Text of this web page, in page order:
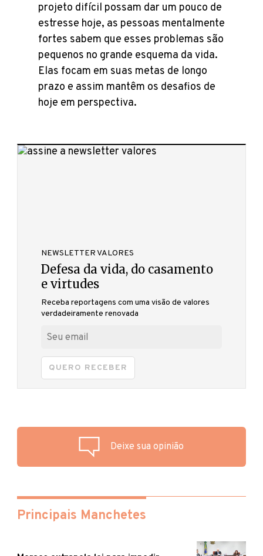
projeto difícil possam dar um pouco de
estresse hoje, as pessoas mentalmente
fortes sabem que esses problemas são
pequenos no grande esquema da vida.
Elas focam em suas metas de longo
prazo e assim mantêm os desafios de
hoje em perspectiva.
NEWSLETTER VALORES
Defesa da vida, do casamento
e virtudes
Receba reportagens com uma visão de valores
verdadeiramente renovada
QUERO RECEBER
Deixe sua opinião
Principais Manchetes